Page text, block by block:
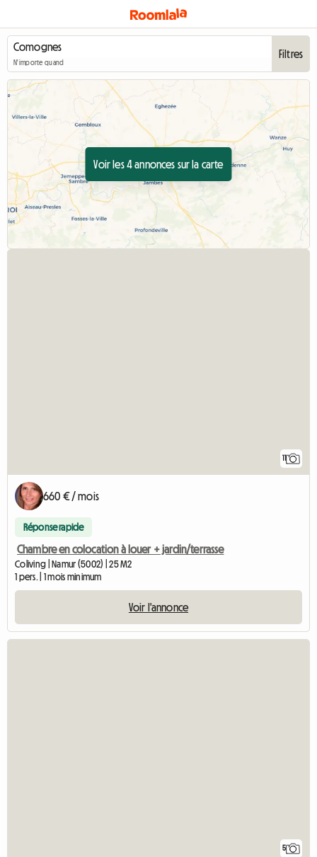
N'importe quand
Filtres
Voir les 4 annonces sur la carte
11
660 € / mois
Réponse rapide
Chambre en colocation à louer + jardin/terrasse
Coliving | Namur (5002) | 25 M2
1 pers. | 1 mois minimum
Voir l'annonce
5